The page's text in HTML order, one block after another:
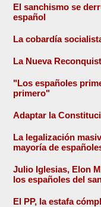
El sanchismo se
español
La cobardía
La Nueva
"Los españoles
primero"
Adaptar la
La legalización
mayoría de
Julio Iglesias, Elon
los españoles del
El PP, la estafa